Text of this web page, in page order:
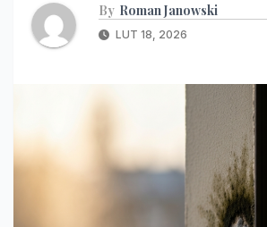
By Roman Janowski
LUT 18, 2026